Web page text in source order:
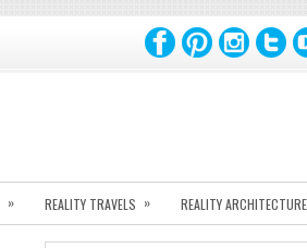
» REALITY TRAVELS » REALITY ARCHITECTURE